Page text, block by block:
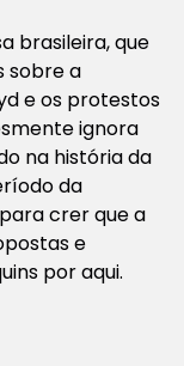
brasileira, que
sobre a
e os protestos
ignora
na história da
da
crer que a
e
por aqui.